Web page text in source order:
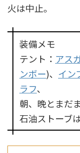
火は中止。
装備メモ
テント： アス
ンボー)、 イン
ラフ、
朝、晩とまだ
石油ストーブ